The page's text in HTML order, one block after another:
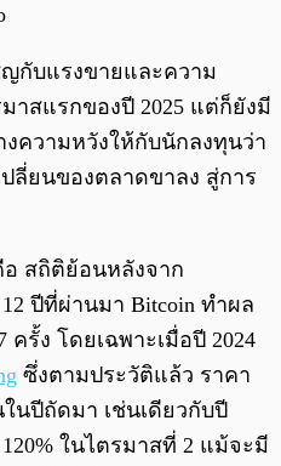
ญกับแรงขายและความ
าสแรกของปี 2025 แต่ก็ยังมี
ความหวังให้กับนักลงทุนว่า
ลี่ยนของตลาดขาลง สู่การ
สถิติย้อนหลังจาก
12 ปีที่ผ่านมา Bitcoin ทำผล
รั้ง โดยเฉพาะเมื่อปี 2024
ซึ่งตามประวัติแล้ว ราคา
นปีถัดมา เช่นเดียวกับปี
ในไตรมาสที่ 2 แม้จะมี